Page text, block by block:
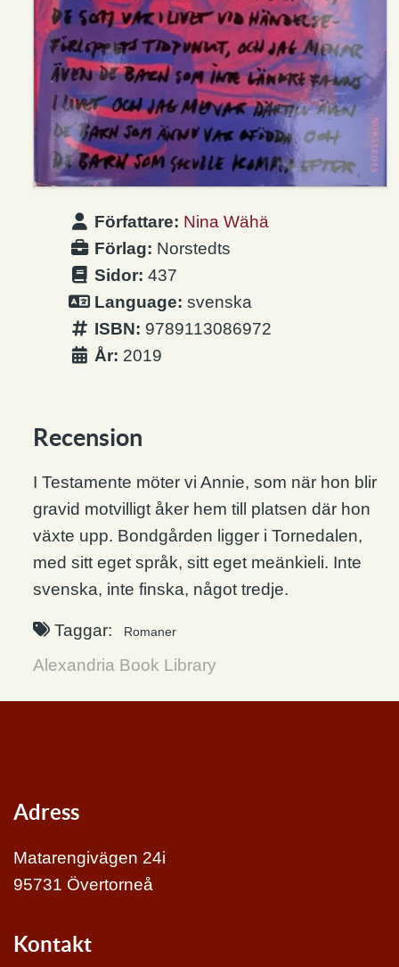
Författare: Nina Wähä
Förlag: Norstedts
Sidor: 437
Language: svenska
ISBN: 9789113086972
År: 2019
Recension
I Testamente möter vi Annie, som när hon blir
gravid motvilligt åker hem till platsen där hon
växte upp. Bondgården ligger i Tornedalen,
med sitt eget språk, sitt eget meänkieli. Inte
svenska, inte finska, något tredje.
Taggar: Romaner
Alexandria Book Library
Adress
Matarengivägen 24i
95731 Övertorneå
Kontakt